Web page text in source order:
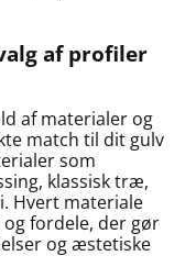
af profiler
af materialer og
match til dit gulv
som
klassisk træ,
Hvert materiale
og fordele, der gør
og æstetiske